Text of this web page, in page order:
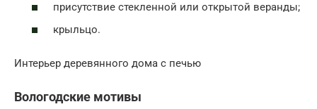
присутствие стекленной или открытой веранды;
крыльцо.
Интерьер деревянного дома с печью
Вологодские мотивы